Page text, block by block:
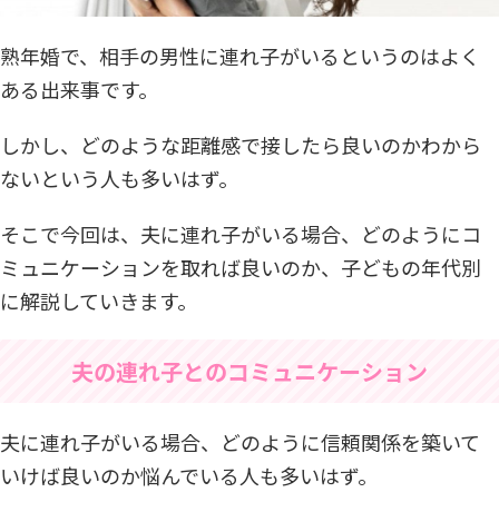
熟年婚で、相手の男性に連れ子がいるというのはよく
ある出来事です。
しかし、どのような距離感で接したら良いのかわから
ないという人も多いはず。
そこで今回は、夫に連れ子がいる場合、どのようにコ
ミュニケーションを取れば良いのか、子どもの年代別
に解説していきます。
夫の連れ子とのコミュニケーション
夫に連れ子がいる場合、どのように信頼関係を築いて
いけば良いのか悩んでいる人も多いはず。